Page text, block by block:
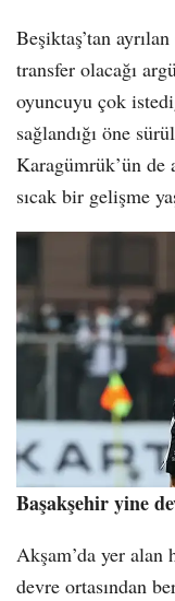
Beşiktaş’tan
transfer olacağı
oyuncuyu çok
sağlandığı öne
Karagümrük’ün de
sıcak bir gelişme
Başakşehir yine
Akşam’da yer alan
devre ortasından